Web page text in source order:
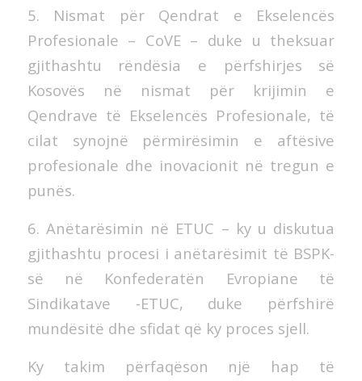
5. Nismat për Qendrat e Ekselencës
Profesionale – CoVE – duke u theksuar
gjithashtu rëndësia e përfshirjes së
Kosovës në nismat për krijimin e
Qendrave të Ekselencës Profesionale, të
cilat synojnë përmirësimin e aftësive
profesionale dhe inovacionit në tregun e
punës.
6. Anëtarësimin në ETUC – ky u diskutua
gjithashtu procesi i anëtarësimit të BSPK-
së në Konfederatën Evropiane të
Sindikatave -ETUC, duke përfshirë
mundësitë dhe sfidat që ky proces sjell.
Ky takim përfaqëson një hap të